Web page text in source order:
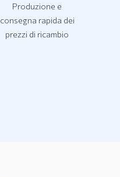
Produzione e
consegna rapida dei
prezzi di ricambio